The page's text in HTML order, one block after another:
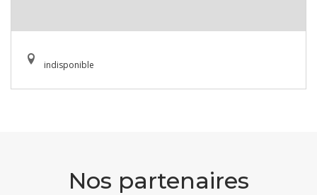
indisponible
Nos partenaires